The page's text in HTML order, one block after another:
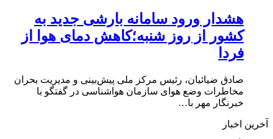
هشدار ورود سامانه بارشی جدید به
کشور از روز شنبه؛کاهش دمای هوا از
فردا
صادق ضیائیان، رئیس مرکز ملی پیش‌بینی و مدیریت بحران
مخاطرات وضع هوای سازمان هواشناسی در گفتگو با
خبرنگار مهر با…
آخرین اخبار